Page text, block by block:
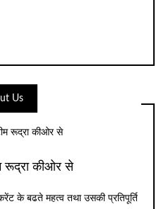
Us
रूद्रा कीओर से
के बढते महत्व तथा उसकी प्रतिपूर्ति